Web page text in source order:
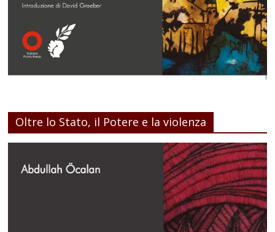
Oltre lo Stato, il Potere e la violenza